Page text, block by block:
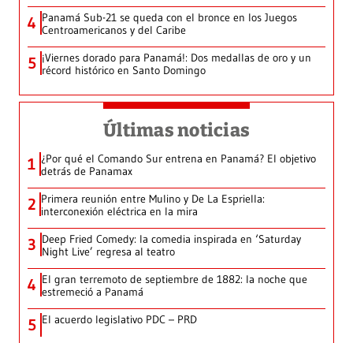
4 Panamá Sub-21 se queda con el bronce en los Juegos
Centroamericanos y del Caribe
5 ¡Viernes dorado para Panamá!: Dos medallas de oro y un
récord histórico en Santo Domingo
Últimas noticias
1 ¿Por qué el Comando Sur entrena en Panamá? El objetivo
detrás de Panamax
2 Primera reunión entre Mulino y De La Espriella:
interconexión eléctrica en la mira
3 Deep Fried Comedy: la comedia inspirada en ‘Saturday
Night Live’ regresa al teatro
4 El gran terremoto de septiembre de 1882: la noche que
estremeció a Panamá
5 El acuerdo legislativo PDC – PRD